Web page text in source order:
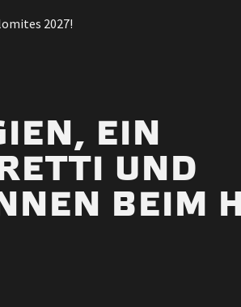
2027!
EIN
UND
BEIM